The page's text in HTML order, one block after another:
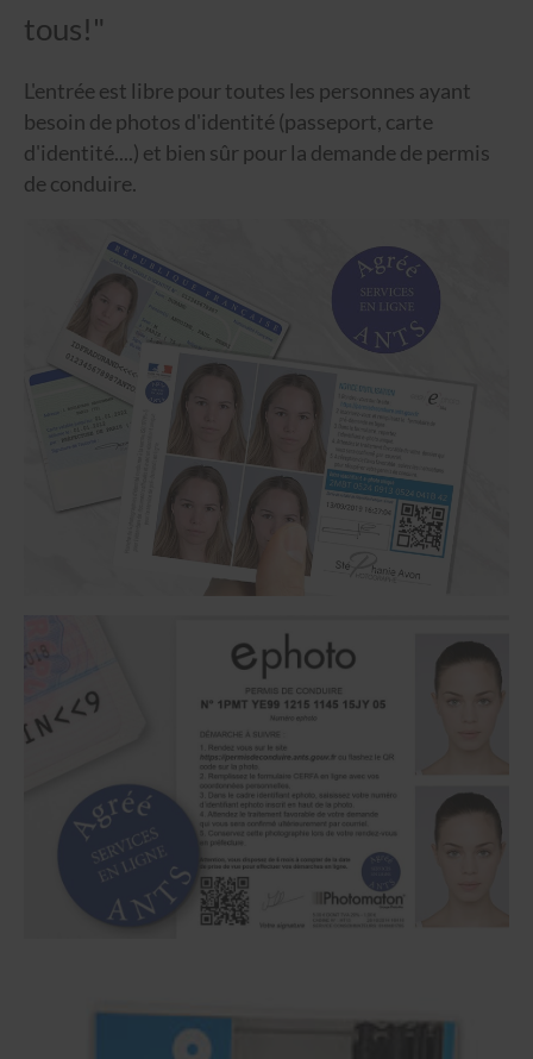
tous!"
L'entrée est libre pour toutes les personnes ayant
besoin de photos d'identité (passeport, carte
d'identité....) et bien sûr pour la demande de permis
de conduire.